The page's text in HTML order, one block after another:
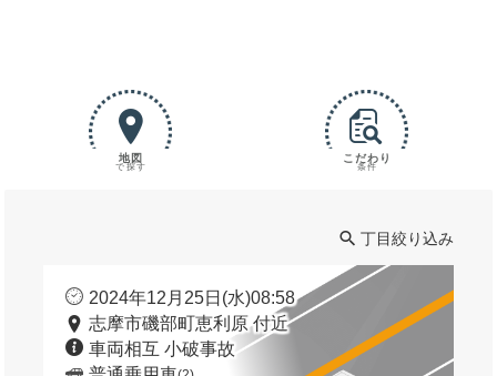
地図
で探す
こだわり
条件
丁目絞り込み
2024年12月25日(水)08:58
志摩市磯部町恵利原 付近
車両相互 小破事故